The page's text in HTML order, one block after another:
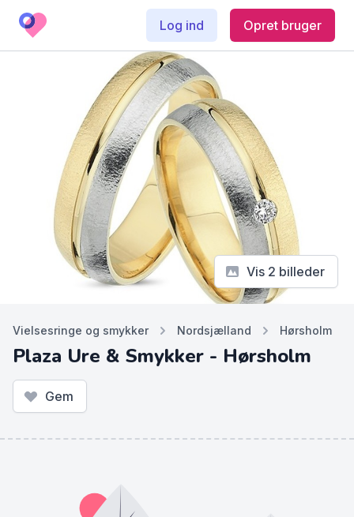
Log ind Opret bruger
Vis 2 billeder
Vielsesringe og smykker Nordsjælland Hørsholm
Plaza Ure & Smykker - Hørsholm
Gem